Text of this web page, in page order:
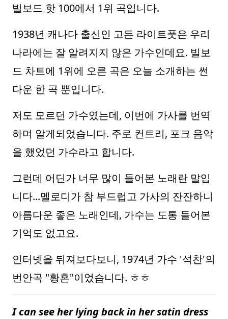
빌보드 핫 100에서 1위 곡입니다.
1938년 캐나다 출신인 고든 라이트풋은 우리
나라에는 잘 알려지지 않은 가수인데요. 빌보
드 차트에 1위에 오른 곡은 오늘 소개하는 썬
다운 한 곡 뿐입니다.
저도 모르던 가수였는데, 이번에 가사를 번역
하며 알게되었습니다. 주로 컨트리, 포크 음악
을 했었던 가수라고 합니다.
그런데 어딘가 너무 많이 들어본 노래란 말입
니다...멜로디가 참 부드럽고 가사의 잔잔하니
아름다운 좋은 노래인데, 가수는 도통 들어본
기억도 없고요.
인터넷을 뒤져보다보니, 1974년 가수 '석찬'의
번안곡 "황혼"이었습니다. ㅎㅎ
I can see her lying back in her satin dress